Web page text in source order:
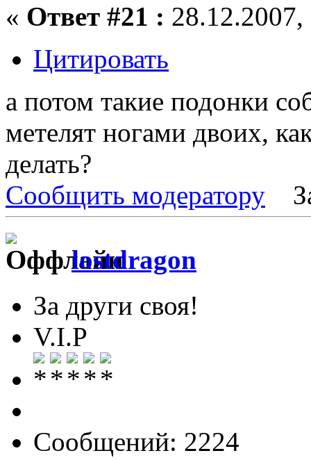
« Ответ #21 :
Цитировать
а потом такие подонки
метелят ногами двоих,
делать?
Сообщить модератору
lostdragon
За други своя!
V.I.P
Сообщений: 2224